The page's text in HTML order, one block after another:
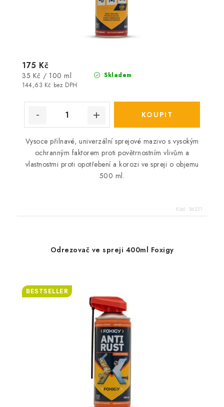
Skladem
144,63 Kč bez DPH
175 Kč
Měrná
cena:
35 Kč / 100 ml
Vysoce přilnavé, univerzální sprejové mazivo s vysokým
ochranným faktorem proti povětrnostním vlivům a
vlastnostmi proti opotřebení a korozi ve spreji o objemu
500 ml.
Kód: 56231
Odrezovač ve spreji 400ml Foxigy
BESTSELLER